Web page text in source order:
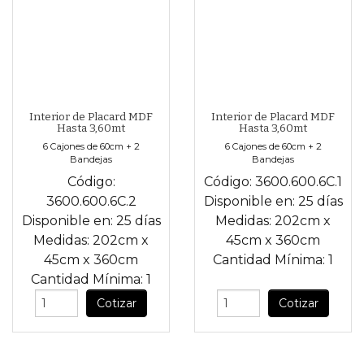
Interior de Placard MDF
Hasta 3,60mt
6 Cajones de 60cm + 2
Bandejas
Código:
3600.600.6C.2
Disponible en: 25 días
Medidas: 202cm x
45cm x 360cm
Cantidad Mínima: 1
Cotizar
Interior de Placard MDF
Hasta 3,60mt
6 Cajones de 60cm + 2
Bandejas
Código: 3600.600.6C.1
Disponible en: 25 días
Medidas: 202cm x
45cm x 360cm
Cantidad Mínima: 1
Cotizar